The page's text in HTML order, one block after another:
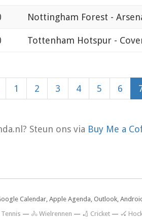
Nottingham Forest -
Tottenham Hotspur -
1 2 3 4 5 6
Steun ons via Buy Me a
Calendar, Apple Agenda, Outlook,
Tennis — 🚴 Wielrennen — 🏏 Cricket — 🏑